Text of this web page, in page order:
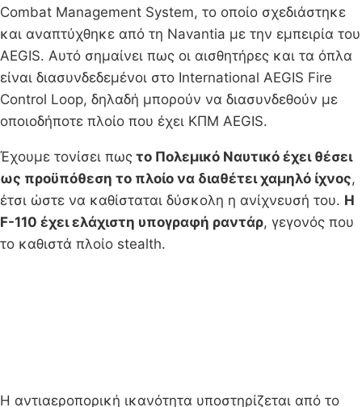
Combat Management System, το οποίο σχεδιάστηκε
και αναπτύχθηκε από τη Navantia με την εμπειρία του
AEGIS. Αυτό σημαίνει πως οι αισθητήρες και τα όπλα
είναι διασυνδεδεμένοι στο International AEGIS Fire
Control Loop, δηλαδή μπορούν να διασυνδεθούν με
οποιοδήποτε πλοίο που έχει ΚΠΜ AEGIS.
Έχουμε τονίσει πως το Πολεμικό Ναυτικό έχει θέσει
ως προϋπόθεση το πλοίο να διαθέτει χαμηλό ίχνος,
έτσι ώστε να καθίσταται δύσκολη η ανίχνευσή του. Η
F-110 έχει ελάχιστη υπογραφή ραντάρ, γεγονός που
το καθιστά πλοίο stealth.
Η αντιαεροπορική ικανότητα υποστηρίζεται από το